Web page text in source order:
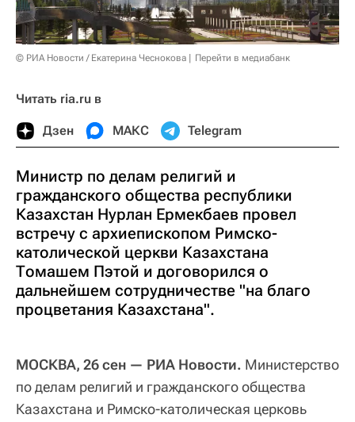
© РИА Новости / Екатерина Чеснокова Перейти в медиабанк
Читать ria.ru в
Дзен МАКС Telegram
Министр по делам религий и
гражданского общества республики
Казахстан Нурлан Ермекбаев провел
встречу с архиепископом Римско-
католической церкви Казахстана
Томашем Пэтой и договорился о
дальнейшем сотрудничестве "на благо
процветания Казахстана".
МОСКВА, 26 сен — РИА Новости. Министерство
по делам религий и гражданского общества
Казахстана и Римско-католическая церковь